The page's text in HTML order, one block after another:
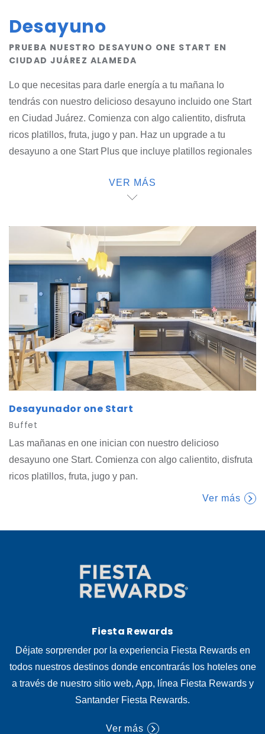
Desayuno
PRUEBA NUESTRO DESAYUNO ONE START EN
CIUDAD JUÁREZ ALAMEDA
Lo que necesitas para darle energía a tu mañana lo
tendrás con nuestro delicioso desayuno incluido one Start
en Ciudad Juárez. Comienza con algo calientito, disfruta
ricos platillos, fruta, jugo y pan. Haz un upgrade a tu
desayuno a one Start Plus que incluye platillos regionales
tu comida favorita de algún restaurante local con entrega
en hotel one. Nuestro desayuno está pensado para
Ciudad Juárez, con opciones prácticas, sabrosas y
VER MÁS
Desayunador one Start
Buffet
Las mañanas en one inician con nuestro delicioso
desayuno one Start. Comienza con algo calientito, disfruta
ricos platillos, fruta, jugo y pan.
Ver más
Fiesta Rewards
Déjate sorprender por la experiencia Fiesta Rewards en
todos nuestros destinos donde encontrarás los hoteles one
a través de nuestro sitio web, App, línea Fiesta Rewards y
Santander Fiesta Rewards.
Ver más